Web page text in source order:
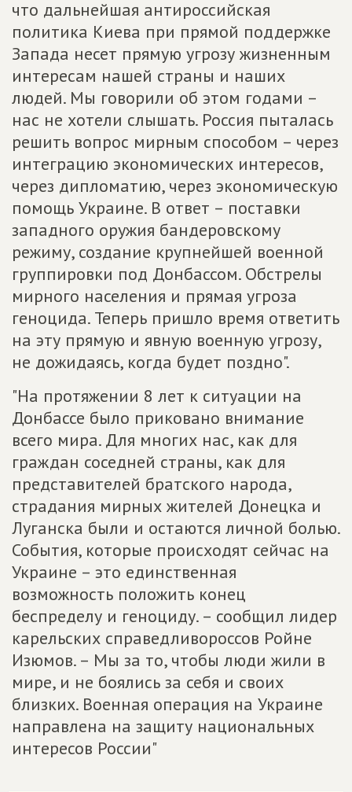
что дальнейшая антироссийская
политика Киева при прямой поддержке
Запада несет прямую угрозу жизненным
интересам нашей страны и наших
людей. Мы говорили об этом годами –
нас не хотели слышать. Россия пыталась
решить вопрос мирным способом – через
интеграцию экономических интересов,
через дипломатию, через экономическую
помощь Украине. В ответ – поставки
западного оружия бандеровскому
режиму, создание крупнейшей военной
группировки под Донбассом. Обстрелы
мирного населения и прямая угроза
геноцида. Теперь пришло время ответить
на эту прямую и явную военную угрозу,
не дожидаясь, когда будет поздно".
"На протяжении 8 лет к ситуации на
Донбассе было приковано внимание
всего мира. Для многих нас, как для
граждан соседней страны, как для
представителей братского народа,
страдания мирных жителей Донецка и
Луганска были и остаются личной болью.
События, которые происходят сейчас на
Украине – это единственная
возможность положить конец
беспределу и геноциду. – сообщил лидер
карельских справедливороссов Ройне
Изюмов. – Мы за то, чтобы люди жили в
мире, и не боялись за себя и своих
близких. Военная операция на Украине
направлена на защиту национальных
интересов России"